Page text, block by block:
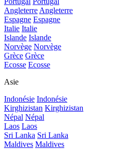
Angleterre Angleterre
Espagne Espagne
Italie Italie
Islande Islande
Norvège Norvège
Grèce Grèce
Ecosse Ecosse
Asie
Indonésie Indonésie
Kirghizistan Kirghizistan
Népal Népal
Laos Laos
Sri Lanka Sri Lanka
Maldives Maldives